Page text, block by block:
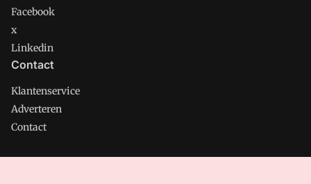
Facebook
x
Linkedin
Contact
Klantenservice
Adverteren
Contact